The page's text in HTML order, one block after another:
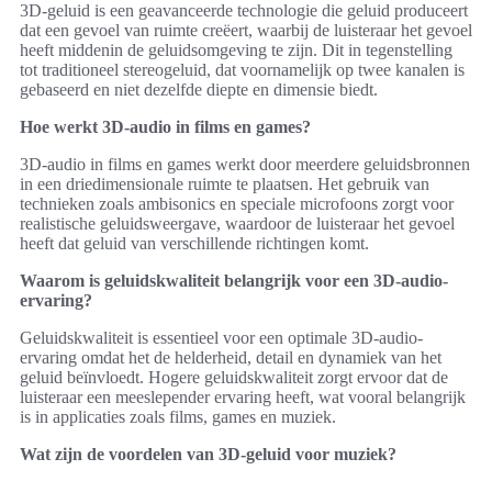
3D-geluid is een geavanceerde technologie die geluid produceert
dat een gevoel van ruimte creëert, waarbij de luisteraar het gevoel
heeft middenin de geluidsomgeving te zijn. Dit in tegenstelling
tot traditioneel stereogeluid, dat voornamelijk op twee kanalen is
gebaseerd en niet dezelfde diepte en dimensie biedt.
Hoe werkt 3D-audio in films en games?
3D-audio in films en games werkt door meerdere geluidsbronnen
in een driedimensionale ruimte te plaatsen. Het gebruik van
technieken zoals ambisonics en speciale microfoons zorgt voor
realistische geluidsweergave, waardoor de luisteraar het gevoel
heeft dat geluid van verschillende richtingen komt.
Waarom is geluidskwaliteit belangrijk voor een 3D-audio-
ervaring?
Geluidskwaliteit is essentieel voor een optimale 3D-audio-
ervaring omdat het de helderheid, detail en dynamiek van het
geluid beïnvloedt. Hogere geluidskwaliteit zorgt ervoor dat de
luisteraar een meeslepender ervaring heeft, wat vooral belangrijk
is in applicaties zoals films, games en muziek.
Wat zijn de voordelen van 3D-geluid voor muziek?